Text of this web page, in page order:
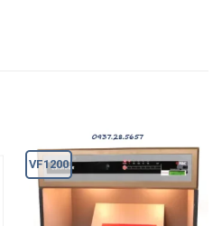
VF1200